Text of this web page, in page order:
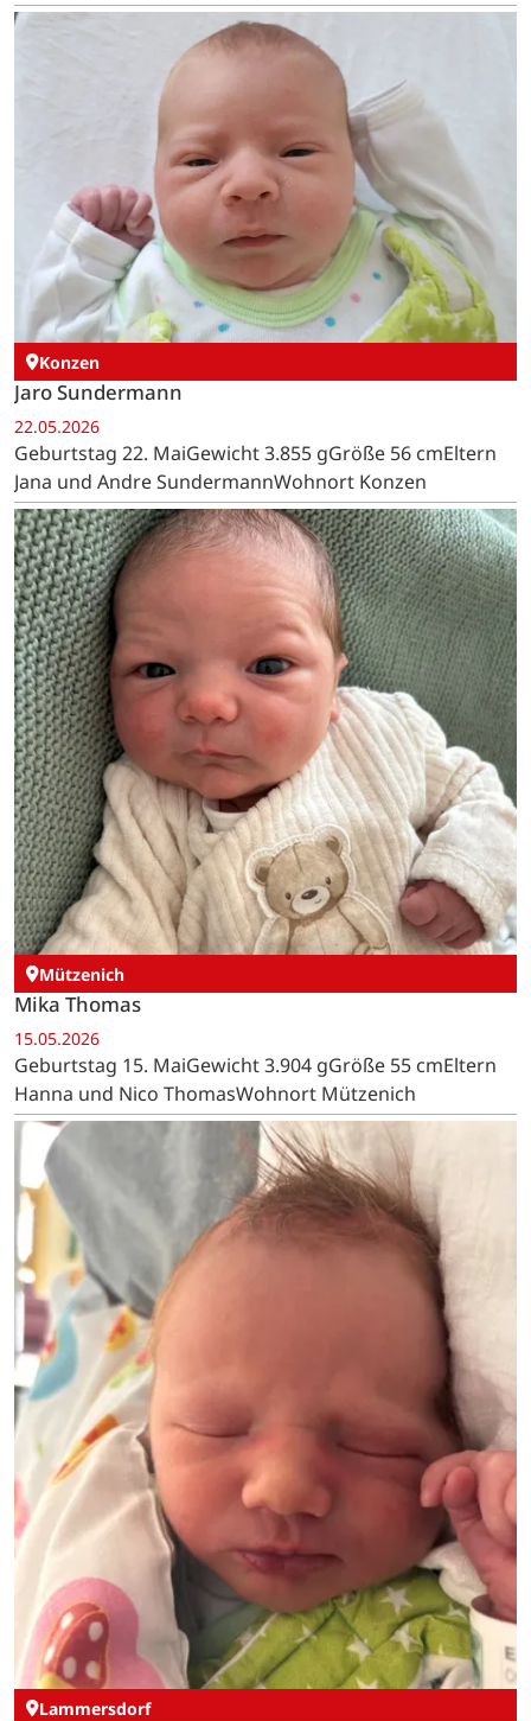
Konzen
Jaro Sundermann
22.05.2026
Geburtstag 22. MaiGewicht 3.855 gGröße 56 cmEltern
Jana und Andre SundermannWohnort Konzen
Mützenich
Mika Thomas
15.05.2026
Geburtstag 15. MaiGewicht 3.904 gGröße 55 cmEltern
Hanna und Nico ThomasWohnort Mützenich
Lammersdorf